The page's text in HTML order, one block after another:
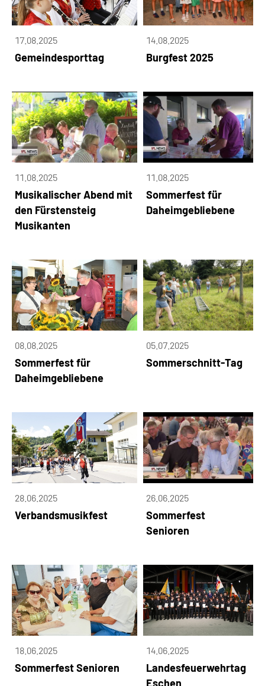
17.08.2025
Gemeindesporttag
14.08.2025
Burgfest 2025
11.08.2025
Musikalischer Abend mit
den Fürstensteig
Musikanten
11.08.2025
Sommerfest für
Daheimgebliebene
08.08.2025
Sommerfest für
Daheimgebliebene
05.07.2025
Sommerschnitt-Tag
28.06.2025
Verbandsmusikfest
26.06.2025
Sommerfest
Senioren
18.06.2025
Sommerfest Senioren
14.06.2025
Landesfeuerwehrtag
Eschen